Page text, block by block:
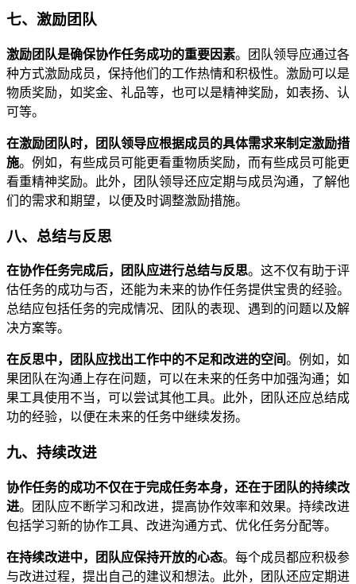
七、激励团队
激励团队是确保协作任务成功的重要因素。团队领导应通过各
种方式激励成员，保持他们的工作热情和积极性。激励可以是
物质奖励，如奖金、礼品等，也可以是精神奖励，如表扬、认
可等。
在激励团队时，团队领导应根据成员的具体需求来制定激励措
施。例如，有些成员可能更看重物质奖励，而有些成员可能更
看重精神奖励。此外，团队领导还应定期与成员沟通，了解他
们的需求和期望，以便及时调整激励措施。
八、总结与反思
在协作任务完成后，团队应进行总结与反思。这不仅有助于评
估任务的成功与否，还能为未来的协作任务提供宝贵的经验。
总结应包括任务的完成情况、团队的表现、遇到的问题以及解
决方案等。
在反思中，团队应找出工作中的不足和改进的空间。例如，如
果团队在沟通上存在问题，可以在未来的任务中加强沟通；如
果工具使用不当，可以尝试其他工具。此外，团队还应总结成
功的经验，以便在未来的任务中继续发扬。
九、持续改进
协作任务的成功不仅在于完成任务本身，还在于团队的持续改
进。团队应不断学习和改进，提高协作效率和效果。持续改进
包括学习新的协作工具、改进沟通方式、优化任务分配等。
在持续改进中，团队应保持开放的心态。每个成员都应积极参
与改进过程，提出自己的建议和想法。此外，团队还应定期进